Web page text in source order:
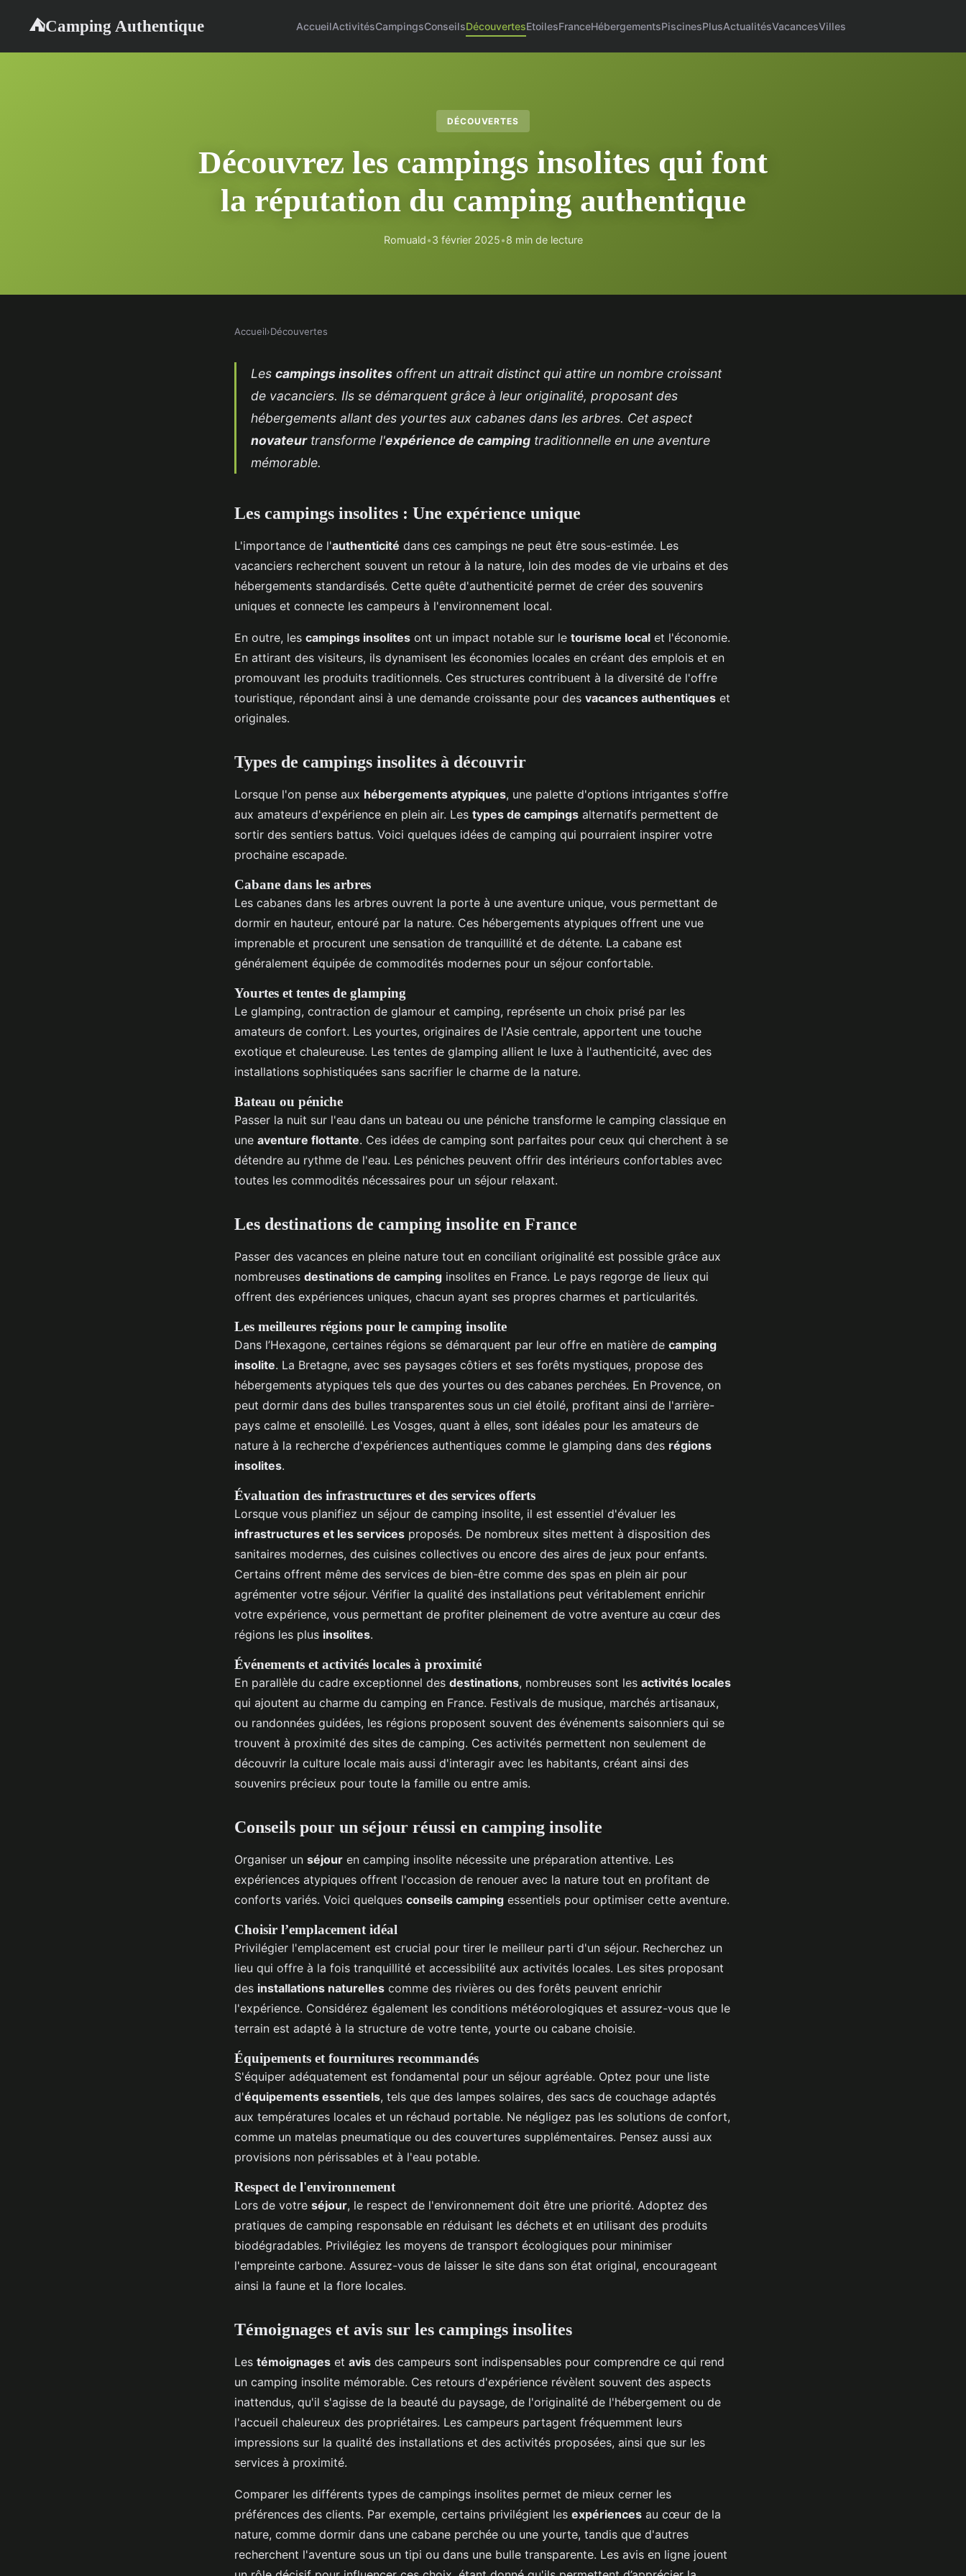
⛺Camping Authentique AccueilActivitésCampingsConseilsDécouvertesEtoilesFranceHébergementsPiscinesPlusActualitésVacancesVilles
DÉCOUVERTES
Découvrez les campings insolites qui font
la réputation du camping authentique
Romuald•3 février 2025•8 min de lecture
Accueil›Découvertes
Les campings insolites offrent un attrait distinct qui attire un nombre croissant
de vacanciers. Ils se démarquent grâce à leur originalité, proposant des
hébergements allant des yourtes aux cabanes dans les arbres. Cet aspect
novateurtransforme l'expérience de camping traditionnelle en une aventure
mémorable.
Les campings insolites : Une expérience unique
L'importance de l'authenticité dans ces campings ne peut être sous-estimée. Les
vacanciers recherchent souvent un retour à la nature, loin des modes de vie urbains et des
hébergements standardisés. Cette quête d'authenticité permet de créer des souvenirs
uniques et connecte les campeurs à l'environnement local.
En outre, les campings insolites ont un impact notable sur le tourisme local et l'économie.
En attirant des visiteurs, ils dynamisent les économies locales en créant des emplois et en
promouvant les produits traditionnels. Ces structures contribuent à la diversité de l'offre
touristique, répondant ainsi à une demande croissante pour des vacances authentiques et
originales.
Types de campings insolites à découvrir
Lorsque l'on pense aux hébergements atypiques, une palette d'options intrigantes s'offre
aux amateurs d'expérience en plein air. Les types de campings alternatifs permettent de
sortir des sentiers battus. Voici quelques idées de camping qui pourraient inspirer votre
prochaine escapade.
Cabane dans les arbres
Les cabanes dans les arbres ouvrent la porte à une aventure unique, vous permettant de
dormir en hauteur, entouré par la nature. Ces hébergements atypiques offrent une vue
imprenable et procurent une sensation de tranquillité et de détente. La cabane est
généralement équipée de commodités modernes pour un séjour confortable.
Yourtes et tentes de glamping
Le glamping, contraction de glamour et camping, représente un choix prisé par les
amateurs de confort. Les yourtes, originaires de l'Asie centrale, apportent une touche
exotique et chaleureuse. Les tentes de glamping allient le luxe à l'authenticité, avec des
installations sophistiquées sans sacrifier le charme de la nature.
Bateau ou péniche
Passer la nuit sur l'eau dans un bateau ou une péniche transforme le camping classique en
une aventure flottante. Ces idées de camping sont parfaites pour ceux qui cherchent à se
détendre au rythme de l'eau. Les péniches peuvent offrir des intérieurs confortables avec
toutes les commodités nécessaires pour un séjour relaxant.
Les destinations de camping insolite en France
Passer des vacances en pleine nature tout en conciliant originalité est possible grâce aux
nombreuses destinations de camping insolites en France. Le pays regorge de lieux qui
offrent des expériences uniques, chacun ayant ses propres charmes et particularités.
Les meilleures régions pour le camping insolite
Dans l’Hexagone, certaines régions se démarquent par leur offre en matière de camping
insolite. La Bretagne, avec ses paysages côtiers et ses forêts mystiques, propose des
hébergements atypiques tels que des yourtes ou des cabanes perchées. En Provence, on
peut dormir dans des bulles transparentes sous un ciel étoilé, profitant ainsi de l'arrière-
pays calme et ensoleillé. Les Vosges, quant à elles, sont idéales pour les amateurs de
nature à la recherche d'expériences authentiques comme le glamping dans des régions
insolites.
Évaluation des infrastructures et des services offerts
Lorsque vous planifiez un séjour de camping insolite, il est essentiel d'évaluer les
infrastructures et les services proposés. De nombreux sites mettent à disposition des
sanitaires modernes, des cuisines collectives ou encore des aires de jeux pour enfants.
Certains offrent même des services de bien-être comme des spas en plein air pour
agrémenter votre séjour. Vérifier la qualité des installations peut véritablement enrichir
votre expérience, vous permettant de profiter pleinement de votre aventure au cœur des
régions les plus insolites.
Événements et activités locales à proximité
En parallèle du cadre exceptionnel des destinations, nombreuses sont les activités locales
qui ajoutent au charme du camping en France. Festivals de musique, marchés artisanaux,
ou randonnées guidées, les régions proposent souvent des événements saisonniers qui se
trouvent à proximité des sites de camping. Ces activités permettent non seulement de
découvrir la culture locale mais aussi d'interagir avec les habitants, créant ainsi des
souvenirs précieux pour toute la famille ou entre amis.
Conseils pour un séjour réussi en camping insolite
Organiser un séjour en camping insolite nécessite une préparation attentive. Les
expériences atypiques offrent l'occasion de renouer avec la nature tout en profitant de
conforts variés. Voici quelques conseils camping essentiels pour optimiser cette aventure.
Choisir l’emplacement idéal
Privilégier l'emplacement est crucial pour tirer le meilleur parti d'un séjour. Recherchez un
lieu qui offre à la fois tranquillité et accessibilité aux activités locales. Les sites proposant
des installations naturelles comme des rivières ou des forêts peuvent enrichir
l'expérience. Considérez également les conditions météorologiques et assurez-vous que le
terrain est adapté à la structure de votre tente, yourte ou cabane choisie.
Équipements et fournitures recommandés
S'équiper adéquatement est fondamental pour un séjour agréable. Optez pour une liste
d'équipements essentiels, tels que des lampes solaires, des sacs de couchage adaptés
aux températures locales et un réchaud portable. Ne négligez pas les solutions de confort,
comme un matelas pneumatique ou des couvertures supplémentaires. Pensez aussi aux
provisions non périssables et à l'eau potable.
Respect de l'environnement
Lors de votre séjour, le respect de l'environnement doit être une priorité. Adoptez des
pratiques de camping responsable en réduisant les déchets et en utilisant des produits
biodégradables. Privilégiez les moyens de transport écologiques pour minimiser
l'empreinte carbone. Assurez-vous de laisser le site dans son état original, encourageant
ainsi la faune et la flore locales.
Témoignages et avis sur les campings insolites
Les témoignages et avis des campeurs sont indispensables pour comprendre ce qui rend
un camping insolite mémorable. Ces retours d'expérience révèlent souvent des aspects
inattendus, qu'il s'agisse de la beauté du paysage, de l'originalité de l'hébergement ou de
l'accueil chaleureux des propriétaires. Les campeurs partagent fréquemment leurs
impressions sur la qualité des installations et des activités proposées, ainsi que sur les
services à proximité.
Comparer les différents types de campings insolites permet de mieux cerner les
préférences des clients. Par exemple, certains privilégient les expériences au cœur de la
nature, comme dormir dans une cabane perchée ou une yourte, tandis que d'autres
recherchent l'aventure sous un tipi ou dans une bulle transparente. Les avis en ligne jouent